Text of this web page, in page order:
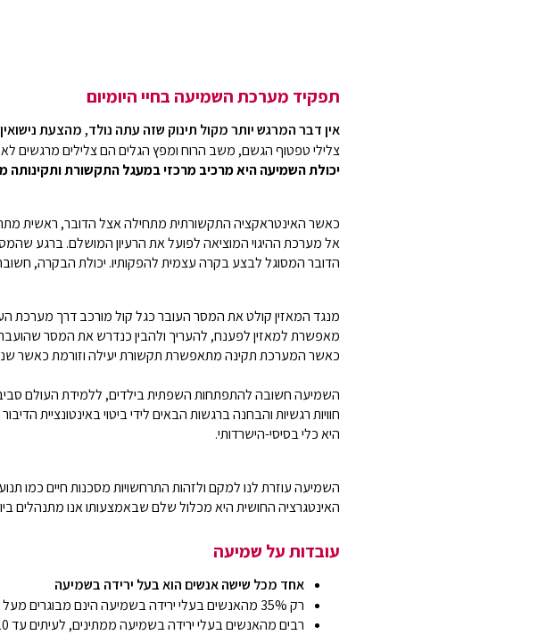
תפקיד מערכת השמיעה בחיי היומיום
אין דבר המרגש יותר מקול תינוק שזה עתה נולד, מהצעת
צלילי טפטוף הגשם, משב הרוח ומפץ הגלים הם צלילים מרגשים
יכולת השמיעה היא מרכיב מרכזי במעגל התקשורת ותקינותה
כאשר האינטראקציה התקשורתית מתחילה אצל הדובר, ראשית
אל מערכת ההיגוי המוציאה לפועל את הרעיון המושלם. ברגע
הדובר המסוגל לבצע בקרה עצמית להפקותיו. יכולת הבקרה,
מנגד המאזין קולט את המסר העובר כגל קול מורכב דרך מערכת
מאפשרת למאזין לפענח, להעריך ולהבין כנדרש את המסר שהועבר
כאשר המערכת תקינה מתאפשרת תקשורת יעילה וזורמת כאשר
השמיעה חשובה להתפתחות השפתית בילדים, ללמידת העולם
חוויות רגשיות והבחנה ברגשות הבאים לידי ביטוי באינטונציית
היא כלי בסיסי-הישרדותי.
השמיעה עוזרת לנו למקם ולזהות התרחשויות מסכנות חיים כמו
האינטגרציה החושית היא מכלול שלם שבאמצעותו אנו מתנהלים
עובדות על שמיעה
אחד מכל שישה אנשים הוא בעל ירידה בשמיעה
רק 35% מהאנשים בעלי ירידה בשמיעה הינם מבוגרים מעל גיל 64
רבים מהאנשים בעלי ירידה בשמיעה ממתינים, לעיתים עד 10 שנים, לפני שהם פועלים בנידון